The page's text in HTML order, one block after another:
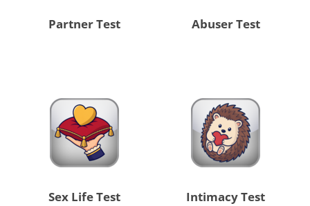
Partner Test Abuser Test
Sex Life Test Intimacy Test